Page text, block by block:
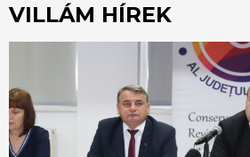
VILLÁM HÍREK